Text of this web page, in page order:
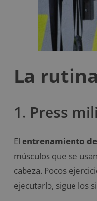
La
1. Press
El entrenamiento de
músculos que se
cabeza. Pocos
ejecutarlo, sigue los